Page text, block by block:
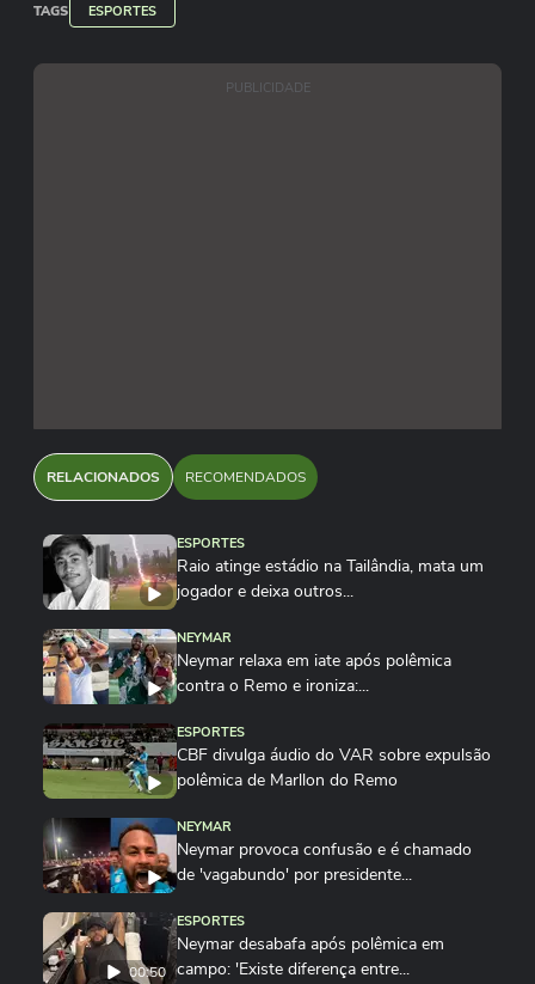
TAGS ESPORTES
PUBLICIDADE
RELACIONADOS RECOMENDADOS
ESPORTES
Raio atinge estádio na Tailândia, mata um
jogador e deixa outros...
NEYMAR
Neymar relaxa em iate após polêmica
contra o Remo e ironiza:...
ESPORTES
CBF divulga áudio do VAR sobre expulsão
polêmica de Marllon do Remo
NEYMAR
Neymar provoca confusão e é chamado
de 'vagabundo' por presidente...
00:50
ESPORTES
Neymar desabafa após polêmica em
campo: 'Existe diferença entre...